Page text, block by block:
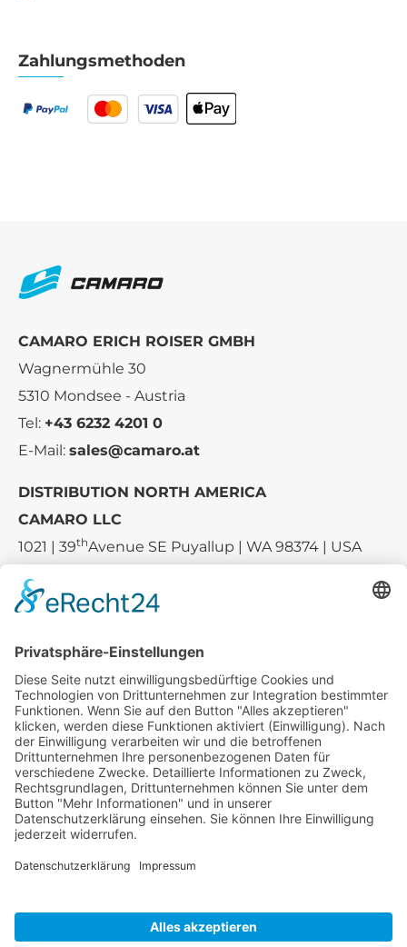
Zahlungsmethoden
CAMARO ERICH ROISER GMBH
Wagnermühle 30
5310 Mondsee - Austria
Tel: +43 6232 4201 0
E-Mail: sales@camaro.at
DISTRIBUTION NORTH AMERICA
CAMARO LLC
1021 | 39thAvenue SE Puyallup | WA 98374 | USA
Tel.:+1 253-867-57 35
Unternehmen
Service
Media
© 2026 - Camaro Erich Roiser GmbH
AGB Impressum